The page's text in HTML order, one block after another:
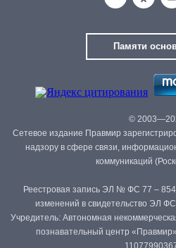
Памяти
©
Сетевое издание Правмир
надзору в сфере связи,
коммуникаций
Реестровая запись ЭЛ № ФС 77 –
изменений в свидетельство ЭЛ
Учредитель: Автономная
познавательный центр